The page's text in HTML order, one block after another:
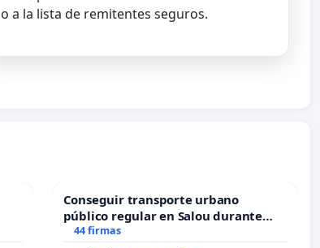
o a la lista de remitentes seguros.
Conseguir transporte urbano
público regular en Salou durante
todo el año
44 firmas